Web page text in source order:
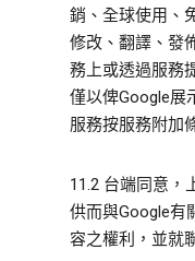
銷、全球使用、
修改、翻譯、發
務上或透過服務
僅以俾Google展
服務按服務附加
11.2 台端同意，
供而與Google有
容之權利，並就